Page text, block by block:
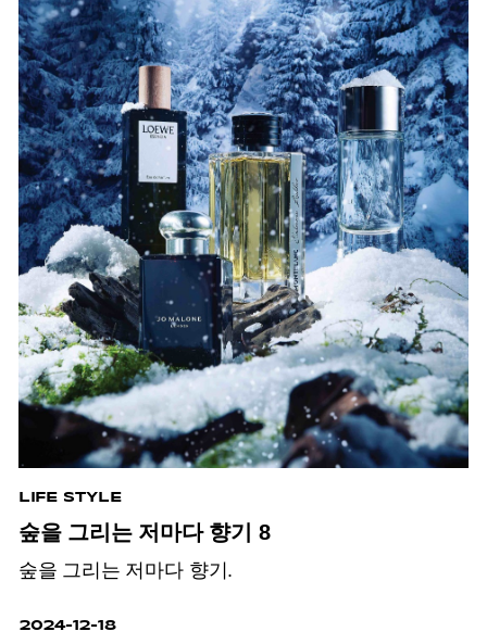
LIFE STYLE
숲을 그리는 저마다 향기 8
숲을 그리는 저마다 향기.
2024-12-18